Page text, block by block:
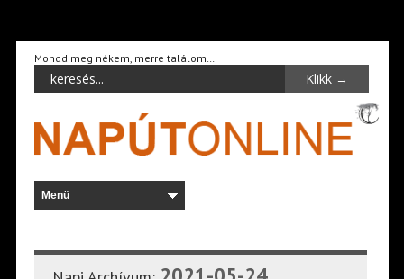
Mondd meg nékem, merre találom…